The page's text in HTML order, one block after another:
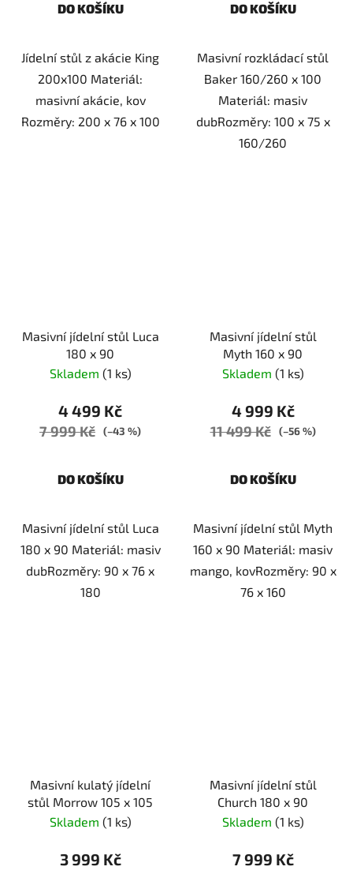
DO KOŠÍKU
Jídelní stůl z akácie King
200x100 Materiál:
masivní akácie, kov
Rozměry: 200 x 76 x 100
DO KOŠÍKU
Masivní rozkládací stůl
Baker 160/260 x 100
Materiál: masiv
dubRozměry: 100 x 75 x
160/260
Masivní jídelní stůl Luca
180 x 90
Skladem (1 ks)
4 499 Kč
7 999 Kč (–43 %)
DO KOŠÍKU
Masivní jídelní stůl Luca
180 x 90 Materiál: masiv
dubRozměry: 90 x 76 x
180
Masivní jídelní stůl
Myth 160 x 90
Skladem (1 ks)
4 999 Kč
11 499 Kč (–56 %)
DO KOŠÍKU
Masivní jídelní stůl Myth
160 x 90 Materiál: masiv
mango, kovRozměry: 90 x
76 x 160
Masivní kulatý jídelní
stůl Morrow 105 x 105
Skladem (1 ks)
3 999 Kč
Masivní jídelní stůl
Church 180 x 90
Skladem (1 ks)
7 999 Kč